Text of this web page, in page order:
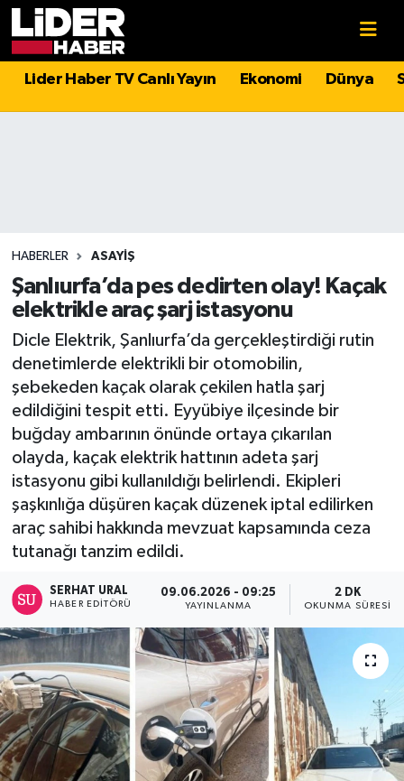
Lider Haber TV Canlı Yayın Ekonomi Dünya
HABERLER ASAYIŞ
Şanlıurfa’da pes dedirten olay! Kaçak
elektrikle araç şarj istasyonu
Dicle Elektrik, Şanlıurfa’da gerçekleştirdiği rutin
denetimlerde elektrikli bir otomobilin,
şebekeden kaçak olarak çekilen hatla şarj
edildiğini tespit etti. Eyyübiye ilçesinde bir
buğday ambarının önünde ortaya çıkarılan
olayda, kaçak elektrik hattının adeta şarj
istasyonu gibi kullanıldığı belirlendi. Ekipleri
şaşkınlığa düşüren kaçak düzenek iptal edilirken
araç sahibi hakkında mevzuat kapsamında ceza
tutanağı tanzim edildi.
SERHAT URAL
HABER EDITÖRÜ
09.06.2026 - 09:25
YAYINLANMA
2 DK
OKUNMA SÜRESI
Politika
Magazin
Spor
Sağlık
Teknoloji
Turizm
Kültür - Sanat
Lider Haber TV Canlı Yayın izle
Hava Durumu
Süper Lig Puan Durumu ve Fikstür
Tüm Manşetler
Son Dakika Haberleri
Haber Arşivi